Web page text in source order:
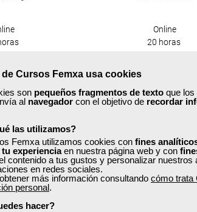
de Cursos Femxa usa cookies
son pequeños fragmentos de texto que los
al navegador con el objetivo de recordar
las utilizamos?
Femxa utilizamos cookies con fines
experienciaen nuestra página web y con
contenido a tus gustos y personalizar nuestros
en redes sociales.
más información consultando cómo trata
personal.
hacer?
Online
20 horas
40% DTO.